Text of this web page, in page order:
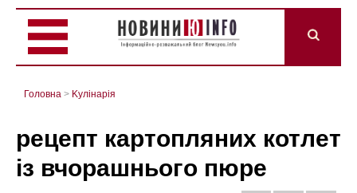
Головна > Kулінарія
рецепт картопляних котлет
із вчорашнього пюре